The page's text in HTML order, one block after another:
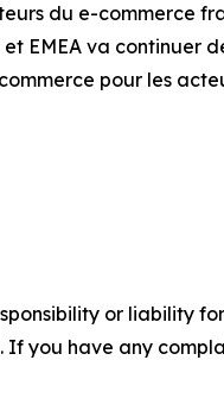
du e-commerce
EMEA va continuer
pour les
or liability
you have any